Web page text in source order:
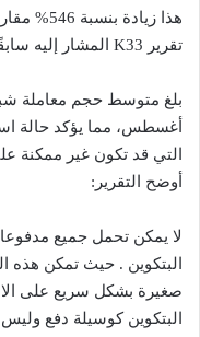
تقرير K33 المشار إليه سابقًا لشهر أغسطس 2021.
أغسطس، مما يؤكد حالة
التي قد تكون غير ممكنة
أوضح التقرير:
لا يمكن تحمل جميع
البتكوين . حيث تمكن هذه
صغيرة بشكل سريع على